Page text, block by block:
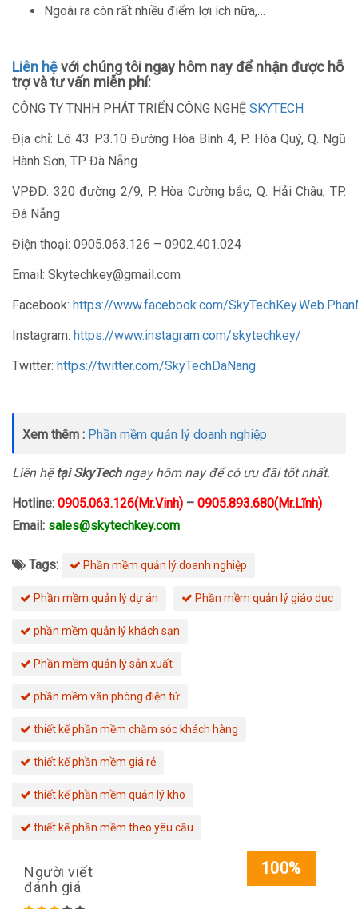
Ngoài ra còn rất nhiều điểm lợi ích nữa,…
Liên hệvới chúng tôi ngay hôm nay để nhận được hỗ
trợ và tư vấn miễn phí:
CÔNG TY TNHH PHÁT TRIỂN CÔNG NGHỆ SKYTECH
Địa chỉ: Lô 43 P3.10 Đường Hòa Bình 4, P. Hòa Quý, Q. Ngũ
Hành Sơn, TP. Đà Nẵng
VPĐD: 320 đường 2/9, P. Hòa Cường bắc, Q. Hải Châu, TP.
Đà Nẵng
Điện thoại: 0905.063.126 – 0902.401.024
Email: Skytechkey@gmail.com
Facebook: https://www.facebook.com/
Instagram: https://www.instagram.com/skytechkey/
Twitter: https://twitter.com/SkyTechDaNang
Xem thêm : Phần mềm quản lý doanh nghiệp
Liên hệ tại SkyTechngay hôm nay để có ưu đãi tốt nhất.
Hotline: 0905.063.126(Mr.Vinh) – 0905.893.680(Mr.Lĩnh)
Email: sales@skytechkey.com
Tags: Phần mềm quản lý doanh nghiệp
Phần mềm quản lý dự án Phần mềm quản lý giáo dục
phần mềm quản lý khách sạn
Phần mềm quản lý sản xuất
phần mềm văn phòng điện tử
thiết kế phần mềm chăm sóc khách hàng
thiết kế phần mềm giá rẻ
thiết kế phần mềm quản lý kho
thiết kế phần mềm theo yêu cầu
Người viết
đánh giá
100%